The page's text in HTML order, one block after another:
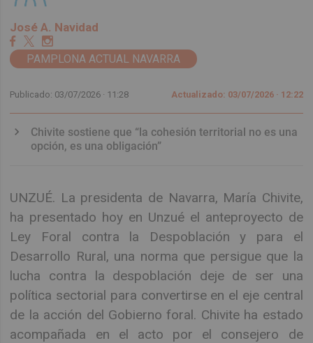
José A. Navidad
PAMPLONA ACTUAL NAVARRA
Publicado: 03/07/2026 · 11:28 Actualizado: 03/07/2026 · 12:22
Chivite sostiene que “la cohesión territorial no es una
opción, es una obligación”
UNZUÉ. La presidenta de Navarra, María Chivite,
ha presentado hoy en Unzué el anteproyecto de
Ley Foral contra la Despoblación y para el
Desarrollo Rural, una norma que persigue que la
lucha contra la despoblación deje de ser una
política sectorial para convertirse en el eje central
de la acción del Gobierno foral. Chivite ha estado
acompañada en el acto por el consejero de